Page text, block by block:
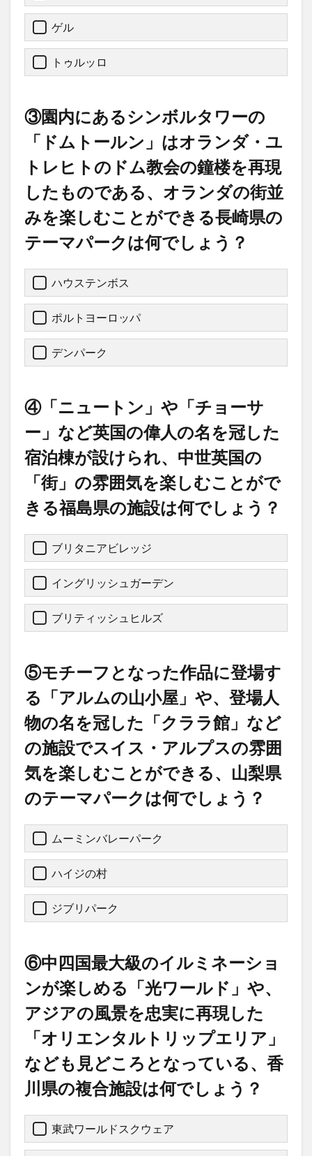
ゲル
トゥルッロ
③園内にあるシンボルタワーの
「ドムトールン」はオランダ・ユ
トレヒトのドム教会の鐘楼を再現
したものである、オランダの街並
みを楽しむことができる長崎県の
テーマパークは何でしょう？
ハウステンボス
ポルトヨーロッパ
デンパーク
④「ニュートン」や「チョーサ
ー」など英国の偉人の名を冠した
宿泊棟が設けられ、中世英国の
「街」の雰囲気を楽しむことがで
きる福島県の施設は何でしょう？
ブリタニアビレッジ
イングリッシュガーデン
ブリティッシュヒルズ
⑤モチーフとなった作品に登場す
る「アルムの山小屋」や、登場人
物の名を冠した「クララ館」など
の施設でスイス・アルプスの雰囲
気を楽しむことができる、山梨県
のテーマパークは何でしょう？
ムーミンバレーパーク
ハイジの村
ジブリパーク
⑥中四国最大級のイルミネーショ
ンが楽しめる「光ワールド」や、
アジアの風景を忠実に再現した
「オリエンタルトリップエリア」
なども見どころとなっている、香
川県の複合施設は何でしょう？
東武ワールドスクウェア